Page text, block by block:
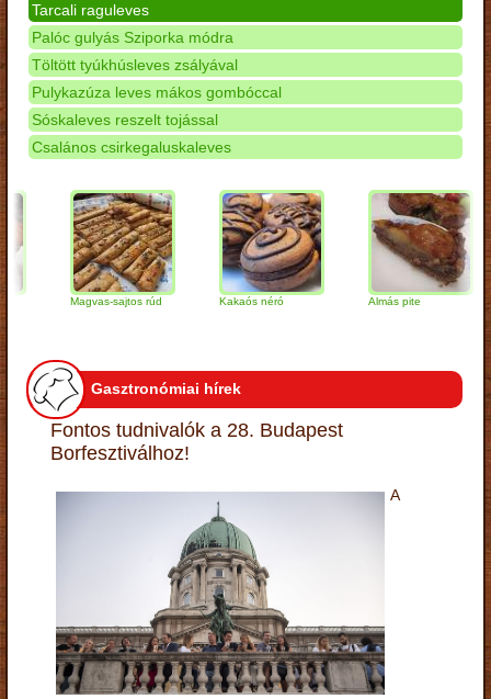
Tarcali raguleves
Palóc gulyás Sziporka módra
Töltött tyúkhúsleves zsályával
Pulykazúza leves mákos gombóccal
Sóskaleves reszelt tojással
Csalános csirkegaluskaleves
Magvas-sajtos rúd Kakaós néró Almás pite
Gasztronómiai hírek
Fontos tudnivalók a 28. Budapest
Borfesztiválhoz!
A